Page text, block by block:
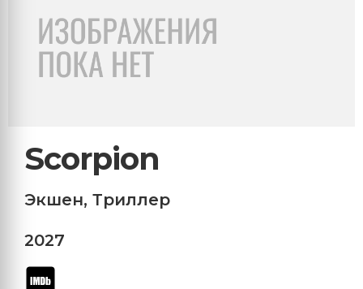
Scorpion
Экшен, Триллер
2027